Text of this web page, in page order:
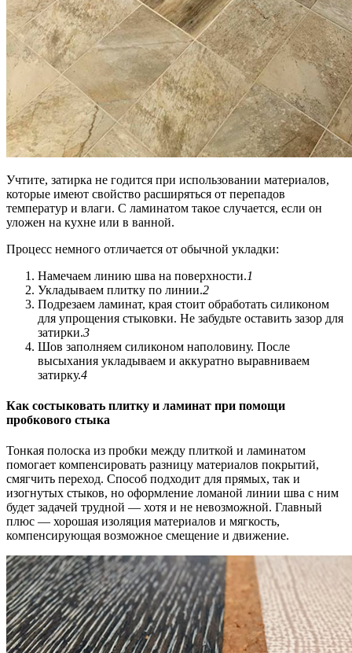
Учтите, затирка не годится при использовании материалов,
которые имеют свойство расширяться от перепадов
температур и влаги. С ламинатом такое случается, если он
уложен на кухне или в ванной.
Процесс немного отличается от обычной укладки:
Намечаем линию шва на поверхности.1
Укладываем плитку по линии.2
Подрезаем ламинат, края стоит обработать силиконом
для упрощения стыковки. Не забудьте оставить зазор для
затирки.3
Шов заполняем силиконом наполовину. После
высыхания укладываем и аккуратно выравниваем
затирку.4
Как состыковать плитку и ламинат при помощи
пробкового стыка
Тонкая полоска из пробки между плиткой и ламинатом
помогает компенсировать разницу материалов покрытий,
смягчить переход. Способ подходит для прямых, так и
изогнутых стыков, но оформление ломаной линии шва с ним
будет задачей трудной — хотя и не невозможной. Главный
плюс — хорошая изоляция материалов и мягкость,
компенсирующая возможное смещение и движение.